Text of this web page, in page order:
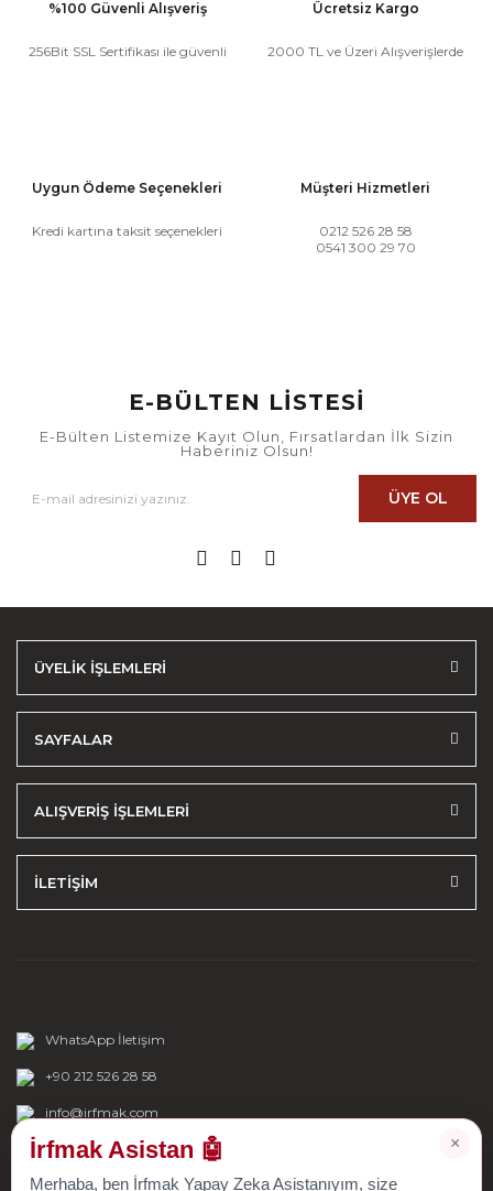
%100 Güvenli Alışveriş
256Bit SSL Sertifikası ile güvenli
Ücretsiz Kargo
2000 TL ve Üzeri Alışverişlerde
Uygun Ödeme Seçenekleri
Kredi kartına taksit seçenekleri
Müşteri Hizmetleri
0212 526 28 58
0541 300 29 70
E-BÜLTEN LİSTESİ
E-Bülten Listemize Kayıt Olun, Fırsatlardan İlk Sizin
Haberiniz Olsun!
ÜYE OL
ÜYELİK İŞLEMLERİ
SAYFALAR
ALIŞVERİŞ İŞLEMLERİ
İLETİŞİM
WhatsApp İletişim
+90 212 526 28 58
info@irfmak.com
×
İrfmak Asistan 🤖
Merhaba, ben İrfmak Yapay Zeka Asistanıyım, size